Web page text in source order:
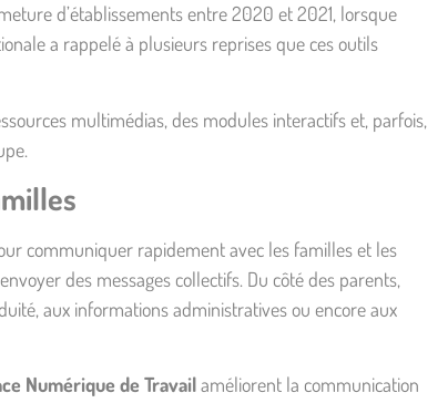
d’établissements entre 2020 et 2021, lorsque
a rappelé à plusieurs reprises que ces outils
multimédias, des modules interactifs et, parfois,
communiquer rapidement avec les familles et les
des messages collectifs. Du côté des parents,
aux informations administratives ou encore aux
Numérique de Travailaméliorent la communication